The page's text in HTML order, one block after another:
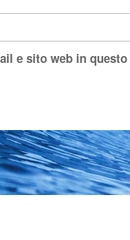
e sito web in